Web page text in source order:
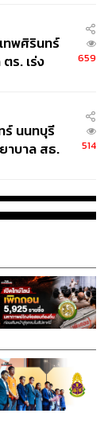
ลักดันระบบ
ชีวิตของ
พันธะเดิมของ
ะดับสูงเพื่อ
บประชาชน
ณสุขอย่างถ้วน
ารสร้างความ
กล่าวแล้วว่า
ารณสุขยังเป็น
การเดินตาม
ย
ทพศิรินทร์
ร. เร่ง
659
ร์ นนทบุรี
าบาล สธ.
514